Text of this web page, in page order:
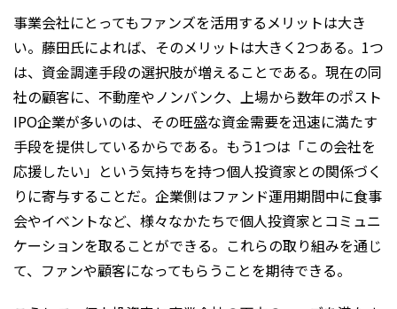
事業会社にとってもファンズを活用するメリットは大き
い。藤田氏によれば、そのメリットは大きく2つある。1つ
は、資金調達手段の選択肢が増えることである。現在の同
社の顧客に、不動産やノンバンク、上場から数年のポスト
IPO企業が多いのは、その旺盛な資金需要を迅速に満たす
手段を提供しているからである。もう1つは「この会社を
応援したい」という気持ちを持つ個人投資家との関係づく
りに寄与することだ。企業側はファンド運用期間中に食事
会やイベントなど、様々なかたちで個人投資家とコミュニ
ケーションを取ることができる。これらの取り組みを通じ
て、ファンや顧客になってもらうことを期待できる。